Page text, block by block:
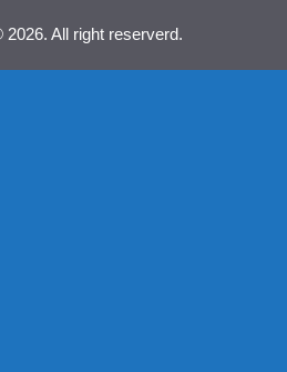
2026. All right reserverd.